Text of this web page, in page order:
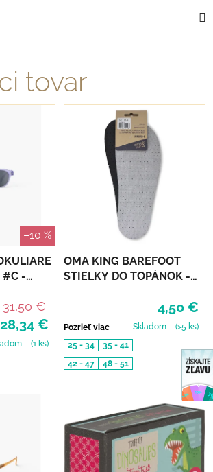
tovar
–10 %
#C -
28,34 €
31,50 €
(1 ks)
OMA KING BAREFOOT
STIELKY DO TOPÁNOK -
4,50 €
Pozrieť viac Skladom
(>5 ks)
25 - 34
35 - 41
42 - 47
48 - 51